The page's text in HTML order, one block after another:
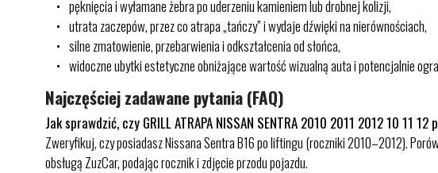
pęknięcia i wyłamane żebra po uderzeniu kamieniem lub drobnej kolizji,
utrata zaczepów, przez co atrapa „tańczy” i wydaje dźwięki na nierównościach,
silne zmatowienie, przebarwienia i odkształcenia od słońca,
widoczne ubytki estetyczne obniżające wartość wizualną auta i potencjalnie
Najczęściej zadawane pytania (FAQ)
Jak sprawdzić, czy GRILL ATRAPA NISSAN SENTRA 2010 2011 2012 10 11
Zweryfikuj, czy posiadasz Nissana Sentra B16 po liftingu (roczniki 2010–2012).
obsługą ZuzCar, podając rocznik i zdjęcie przodu pojazdu.